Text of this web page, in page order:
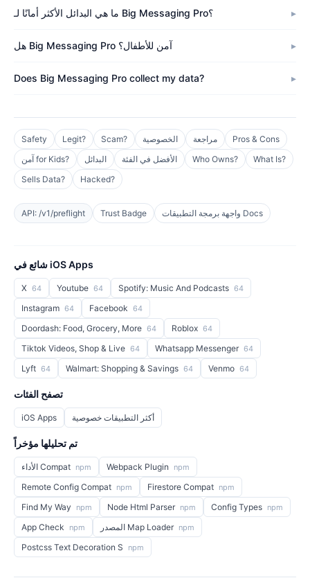
ما هي البدائل الأكثر أمانًا لـ Big Messaging Pro؟
هل Big Messaging Pro آمن للأطفال؟
Does Big Messaging Pro collect my data?
Safety Legit? Scam? الخصوصية مراجعة
Pros & Cons
آمن for Kids?
البدائل الأفضل في الفئة Who Owns?
What Is?
Sells Data?
Hacked?
API: /v1/preflight Trust Badge واجهة برمجة التطبيقات Docs
شائع في iOS Apps
X 64 Youtube 64 Spotify: Music And Podcasts 64
Instagram 64 Facebook 64
Doordash: Food, Grocery, More 64 Roblox 64
Tiktok Videos, Shop & Live 64 Whatsapp Messenger 64
Lyft 64 Walmart: Shopping & Savings 64 Venmo 64
تصفح الفئات
iOS Apps أكثر التطبيقات خصوصية
تم تحليلها مؤخراً
الأداء Compat npm Webpack Plugin npm
Remote Config Compat npm Firestore Compat npm
Find My Way npm Node Html Parser npm Config Types npm
App Check npm المصدر Map Loader npm
Postcss Text Decoration S npm